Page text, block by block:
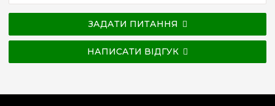
ЗАДАТИ ПИТАННЯ
НАПИСАТИ ВІДГУК